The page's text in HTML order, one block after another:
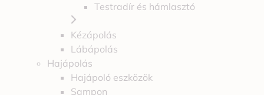
Testradír és hámlasztó
Kézápolás
Lábápolás
Hajápolás
Hajápoló eszközök
Sampon